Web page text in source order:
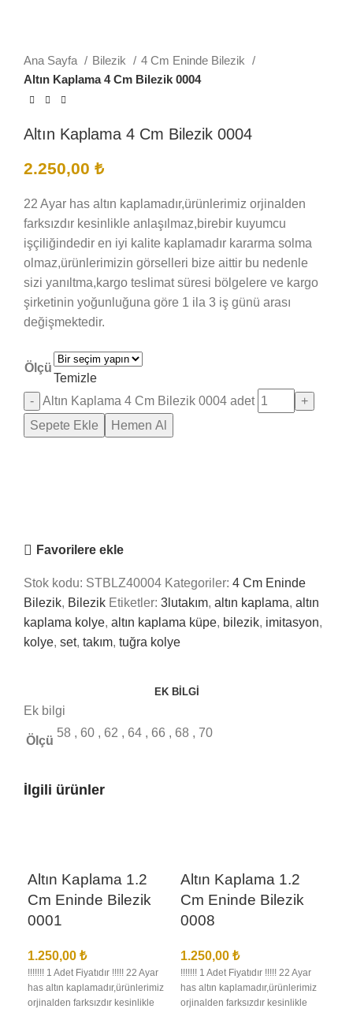
Ana Sayfa Bilezik
4 Cm Eninde Bilezik
Altın Kaplama 4 Cm Bilezik 0004
Altın Kaplama 4 Cm Bilezik 0004
2.250,00 ₺
22 Ayar has altın kaplamadır,ürünlerimiz orjinalden
farksızdır kesinlikle anlaşılmaz,birebir kuyumcu
işçiliğindedir en iyi kalite kaplamadır kararma solma
olmaz,ürünlerimizin görselleri bize aittir bu nedenle
sizi yanıltma,kargo teslimat süresi bölgelere ve kargo
şirketinin yoğunluğuna göre 1 ila 3 iş günü arası
değişmektedir.
Ölçü
Temizle
Altın Kaplama 4 Cm Bilezik 0004 adet
Sepete Ekle
Hemen Al
Favorilere ekle
Stok kodu: STBLZ40004 Kategoriler: 4 Cm Eninde
Bilezik, Bilezik Etiketler: 3lutakım, altın kaplama, altın
kaplama kolye, altın kaplama küpe, bilezik, imitasyon,
kolye, set, takım, tuğra kolye
EK BILGI
Ek bilgi
Ölçü
58 , 60 , 62 , 64 , 66 , 68 , 70
İlgili ürünler
Altın Kaplama 1.2
Cm Eninde Bilezik
0001
1.250,00 ₺
!!!!!!! 1 Adet Fiyatıdır !!!!! 22 Ayar
has altın kaplamadır,ürünlerimiz
orjinalden farksızdır kesinlikle
Altın Kaplama 1.2
Cm Eninde Bilezik
0008
1.250,00 ₺
!!!!!!! 1 Adet Fiyatıdır !!!!! 22 Ayar
has altın kaplamadır,ürünlerimiz
orjinalden farksızdır kesinlikle